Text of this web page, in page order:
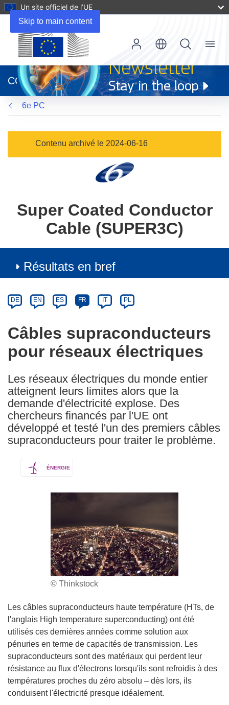
Skip to main content
Un site officiel de l’UE
dans
une
nouvelle
fenêtre)
CORDIS
Menu
6e PC
Contenu archivé le 2024-06-16
Super Coated Conductor
Cable (SUPER3C)
Résultats en bref
Category
Article
available
the
following
languages:
DE EN ES FR IT PL
Câbles supraconducteurs
pour réseaux électriques
Les réseaux électriques du monde entier
atteignent leurs limites alors que la
demande d'électricité explose. Des
chercheurs financés par l'UE ont
développé et testé l'un des premiers câbles
supraconducteurs pour traiter le problème.
ÉNERGIE
© Thinkstock
Les câbles supraconducteurs haute température (HTs, de
l'anglais High temperature superconducting) ont été
utilisés ces dernières années comme solution aux
pénuries en terme de capacités de transmission. Les
supraconducteurs sont des matériaux qui perdent leur
résistance au flux d'électrons lorsqu'ils sont refroidis à des
températures proches du zéro absolu – dès lors, ils
conduisent l'électricité presque idéalement.